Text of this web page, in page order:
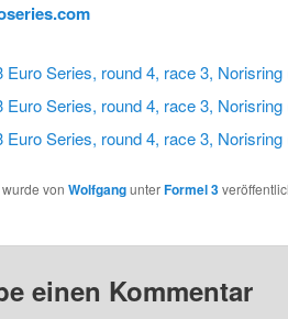
von WolfgangunterFormel 3
einen Kommentar